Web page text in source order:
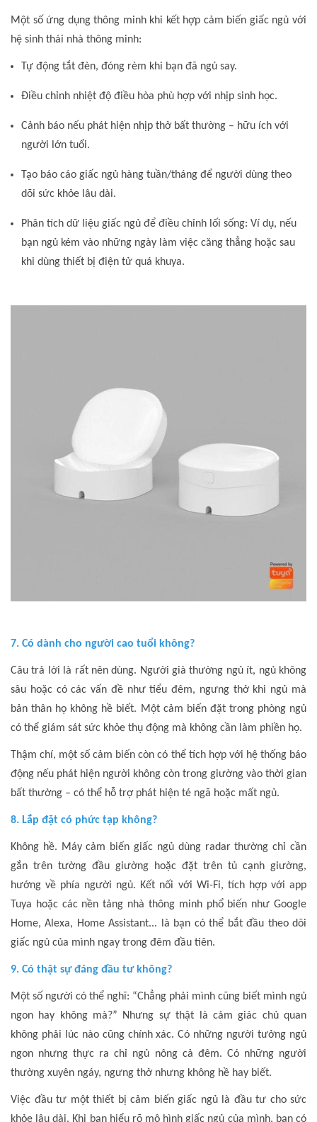
Một số ứng dụng thông minh khi kết hợp cảm biến giấc ngủ với
hệ sinh thái nhà thông minh:
Tự động tắt đèn, đóng rèm khi bạn đã ngủ say.
Điều chỉnh nhiệt độ điều hòa phù hợp với nhịp sinh học.
Cảnh báo nếu phát hiện nhịp thở bất thường – hữu ích với
người lớn tuổi.
Tạo báo cáo giấc ngủ hàng tuần/tháng để người dùng theo
dõi sức khỏe lâu dài.
Phân tích dữ liệu giấc ngủ để điều chỉnh lối sống: Ví dụ, nếu
bạn ngủ kém vào những ngày làm việc căng thẳng hoặc sau
khi dùng thiết bị điện tử quá khuya.
7. Có dành cho người cao tuổi không?
Câu trả lời là rất nên dùng. Người già thường ngủ ít, ngủ không
sâu hoặc có các vấn đề như tiểu đêm, ngưng thở khi ngủ mà
bản thân họ không hề biết. Một cảm biến đặt trong phòng ngủ
có thể giám sát sức khỏe thụ động mà không cần làm phiền họ.
Thậm chí, một số cảm biến còn có thể tích hợp với hệ thống báo
động nếu phát hiện người không còn trong giường vào thời gian
bất thường – có thể hỗ trợ phát hiện té ngã hoặc mất ngủ.
8. Lắp đặt có phức tạp không?
Không hề. Máy cảm biến giấc ngủ dùng radar thường chỉ cần
gắn trên tường đầu giường hoặc đặt trên tủ cạnh giường,
hướng về phía người ngủ. Kết nối với Wi-Fi, tích hợp với app
Tuya hoặc các nền tảng nhà thông minh phổ biến như Google
Home, Alexa, Home Assistant... là bạn có thể bắt đầu theo dõi
giấc ngủ của mình ngay trong đêm đầu tiên.
9. Có thật sự đáng đầu tư không?
Một số người có thể nghĩ: “Chẳng phải mình cũng biết mình ngủ
ngon hay không mà?” Nhưng sự thật là cảm giác chủ quan
không phải lúc nào cũng chính xác. Có những người tưởng ngủ
ngon nhưng thực ra chỉ ngủ nông cả đêm. Có những người
thường xuyên ngáy, ngưng thở nhưng không hề hay biết.
Việc đầu tư một thiết bị cảm biến giấc ngủ là đầu tư cho sức
khỏe lâu dài. Khi bạn hiểu rõ mô hình giấc ngủ của mình, bạn có